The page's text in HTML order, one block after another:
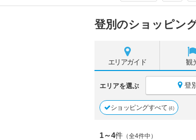
登別のショッピン
エリアガイド 観
エリアを選ぶ 登
ショッピングすべて (4)
1～4件 （全4件中）